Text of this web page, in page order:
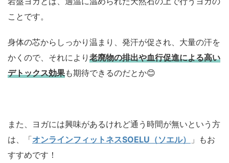
ことです。
身体の芯からしっかり温まり、発汗が促され、大量の汗を
かくので、それにより 老廃物の排出や血行促進による高い
デトックス効果も期待できるのだとか😊
また、ヨガには興味があるけれど通う時間が無いという方
は、「オンラインフィットネスSOELU（ソエル）
」もお
すすめです！